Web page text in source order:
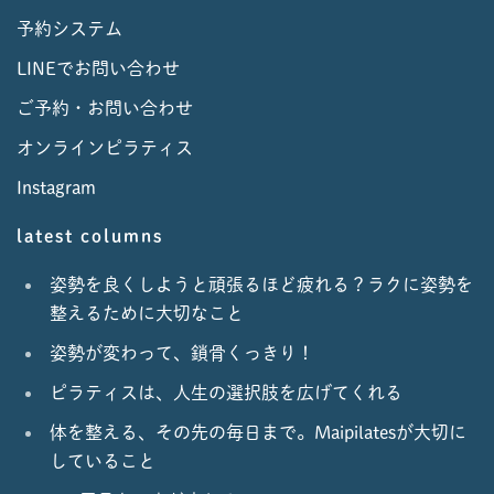
予約システム
LINEでお問い合わせ
ご予約・お問い合わせ
オンラインピラティス
Instagram
latest columns
姿勢を良くしようと頑張るほど疲れる？ラクに姿勢を
整えるために大切なこと
姿勢が変わって、鎖骨くっきり！
ピラティスは、人生の選択肢を広げてくれる
体を整える、その先の毎日まで。Maipilatesが大切に
していること